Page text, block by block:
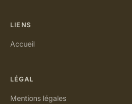
LIENS
Accueil
LÉGAL
Mentions légales